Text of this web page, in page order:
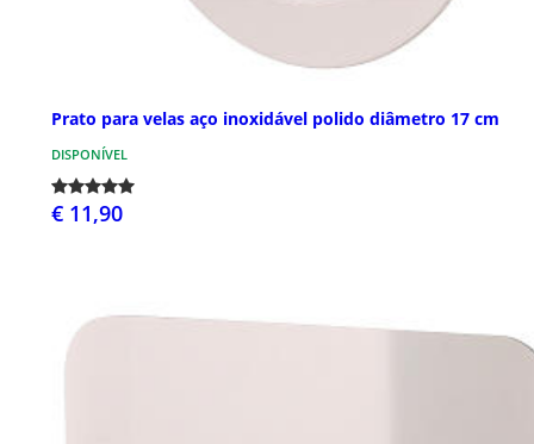
Prato para velas aço inoxidável polido diâmetro 17 cm
DISPONÍVEL
€ 11,90